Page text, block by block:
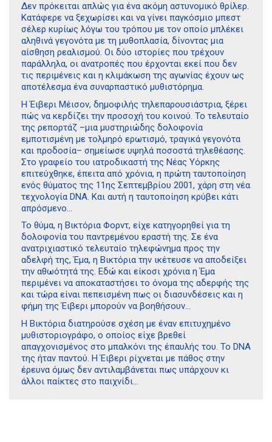
Δεν πρόκειται απλώς για ένα ακόμη αστυνομικό θρίλερ.
Κατάφερε να ξεχωρίσει και να γίνει παγκόσμιο μπεστ
σέλερ κυρίως λόγω του τρόπου με τον οποίο μπλέκει
αληθινά γεγονότα με τη μυθοπλασία, δίνοντας μια
αίσθηση ρεαλισμού. Οι δύο ιστορίες που τρέχουν
παράλληλα, οι ανατροπές που έρχονται εκεί που δεν
τις περιμένεις και η κλιμάκωση της αγωνίας έχουν ως
αποτέλεσμα ένα συναρπαστικό μυθιστόρημα.
Η Έιβερι Μέισον, δημοφιλής τηλεπαρουσιάστρια, ξέρει
πώς να κερδίζει την προσοχή του κοινού. Το τελευταίο
της ρεπορτάζ –μια μυστηριώδης δολοφονία
εμποτισμένη με τολμηρό ερωτισμό, τραγικά γεγονότα
και προδοσία– σημείωσε υψηλά ποσοστά τηλεθέασης.
Στο γραφείο του ιατροδικαστή της Νέας Υόρκης
επιτεύχθηκε, έπειτα από χρόνια, η πρώτη ταυτοποίηση
ενός θύματος της 11ης Σεπτεμβρίου 2001, χάρη στη νέα
τεχνολογία DNA. Και αυτή η ταυτοποίηση κρύβει κάτι
απρόσμενο…
Το θύμα, η Βικτόρια Φορντ, είχε κατηγορηθεί για τη
δολοφονία του παντρεμένου εραστή της. Σε ένα
ανατριχιαστικό τελευταίο τηλεφώνημα προς την
αδελφή της, Έμα, η Βικτόρια την ικέτευσε να αποδείξει
την αθωότητά της. Εδώ και είκοσι χρόνια η Έμα
περιμένει να αποκαταστήσει το όνομα της αδερφής της
και τώρα είναι πεπεισμένη πως οι διασυνδέσεις και η
φήμη της Έιβερι μπορούν να βοηθήσουν…
Η Βικτόρια διατηρούσε σχέση με έναν επιτυχημένο
μυθιστοριογράφο, ο οποίος είχε βρεθεί
απαγχονισμένος στο μπαλκόνι της έπαυλής του. Το DNA
της ήταν παντού. Η Έιβερι ρίχνεται με πάθος στην
έρευνα όμως δεν αντιλαμβάνεται πως υπάρχουν κι
άλλοι παίκτες στο παιχνίδι…
Διδότου 34, Αθήνα 106 80